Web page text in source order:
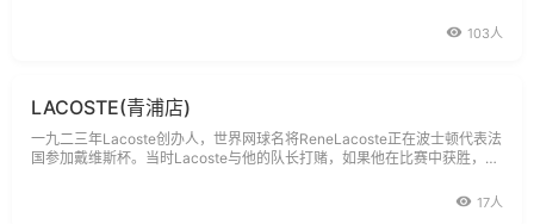
果为敏感皮肤开创了治标治本的解决方法。随后，ayer不断地针对身体、
103人
LACOSTE(青浦店)
一九二三年Lacoste创办人，世界网球名将ReneLacoste正在波士顿代表法
国参加戴维斯杯。当时Lacoste与他的队长打赌，如果他在比赛中获胜，队
鳄鱼一样勇猛，故得到鳄鱼先生(Lecrocodile)的称号。回到法国以后，Lac
17人